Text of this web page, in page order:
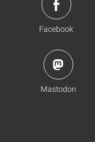
Facebook
Mastodon